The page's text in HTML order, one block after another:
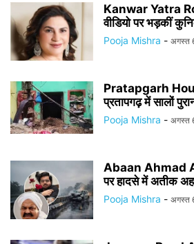
Kanwar Yatra
वीडियो पर भड़कीं
Pooja Mishra - अगस्त
Pratapgarh
प्रतापगढ़ में सालों
Pooja Mishra - अगस्त
Abaan Ahmad
पर हादसे में अतीक
Pooja Mishra - अगस्त